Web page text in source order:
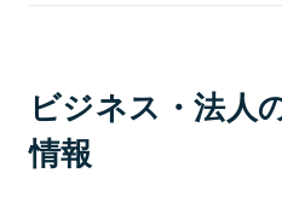
ビジネス・法人
情報